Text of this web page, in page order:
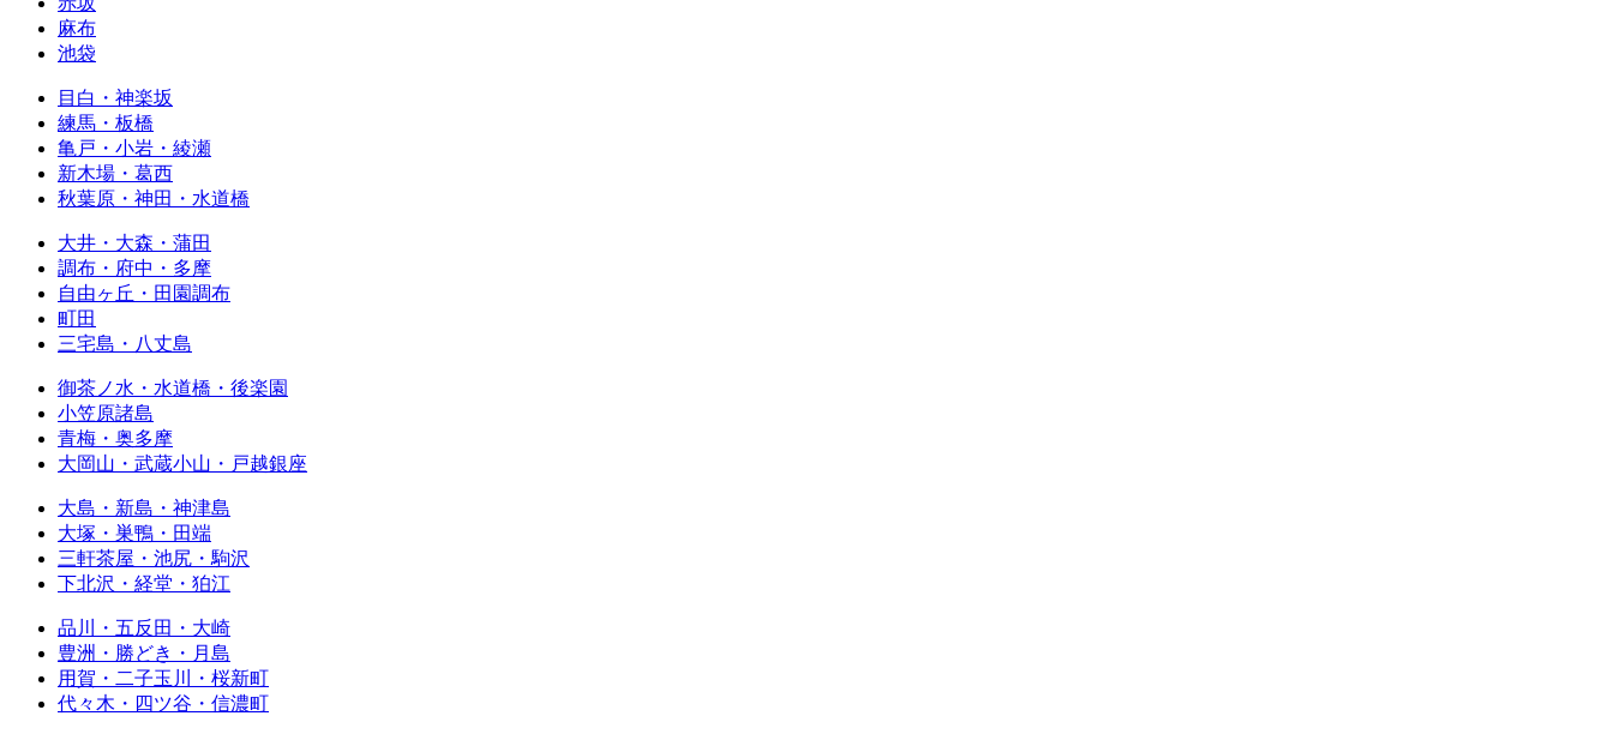
麻布
池袋
目白・神楽坂
練馬・板橋
亀戸・小岩・綾瀬
新木場・葛西
秋葉原・神田・水道橋
大井・大森・蒲田
調布・府中・多摩
自由ヶ丘・田園調布
町田
三宅島・八丈島
御茶ノ水・水道橋・後楽園
小笠原諸島
青梅・奥多摩
大岡山・武蔵小山・戸越銀座
大島・新島・神津島
大塚・巣鴨・田端
三軒茶屋・池尻・駒沢
下北沢・経堂・狛江
品川・五反田・大崎
豊洲・勝どき・月島
用賀・二子玉川・桜新町
代々木・四ツ谷・信濃町